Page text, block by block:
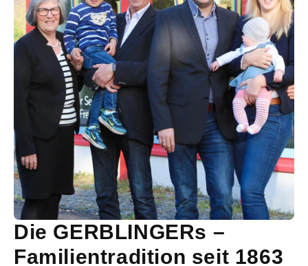
Die GERBLINGERs –
Familientradition seit 1863